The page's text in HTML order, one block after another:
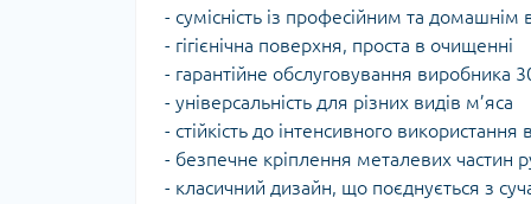
- сумісність із професійним та домашнім
- гігієнічна поверхня, проста в очищенні
- гарантійне обслуговування виробника
- універсальність для різних видів м’яса
- стійкість до інтенсивного
- безпечне кріплення металевих частин
- класичний дизайн, що поєднується з